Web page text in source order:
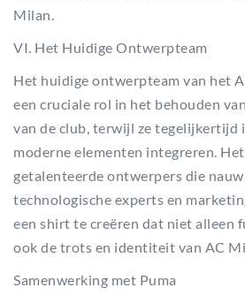
Milan.
VI. Het Huidige Ontwerpteam
Het huidige ontwerpteam van het
een cruciale rol in het behouden
van de club, terwijl ze tegelijkertijd
moderne elementen integreren.
getalenteerde ontwerpers die
technologische experts en
een shirt te creëren dat niet alleen
ook de trots en identiteit van AC
Samenwerking met Puma